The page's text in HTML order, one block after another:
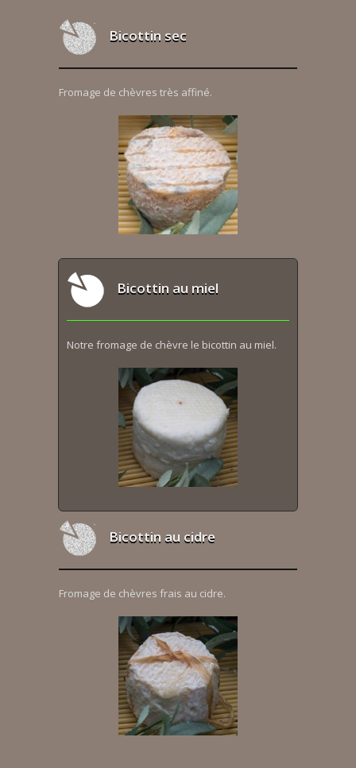
Bicottin sec
Fromage de chèvres très affiné.
Bicottin au miel
Notre fromage de chèvre le bicottin au miel.
Bicottin au cidre
Fromage de chèvres frais au cidre.